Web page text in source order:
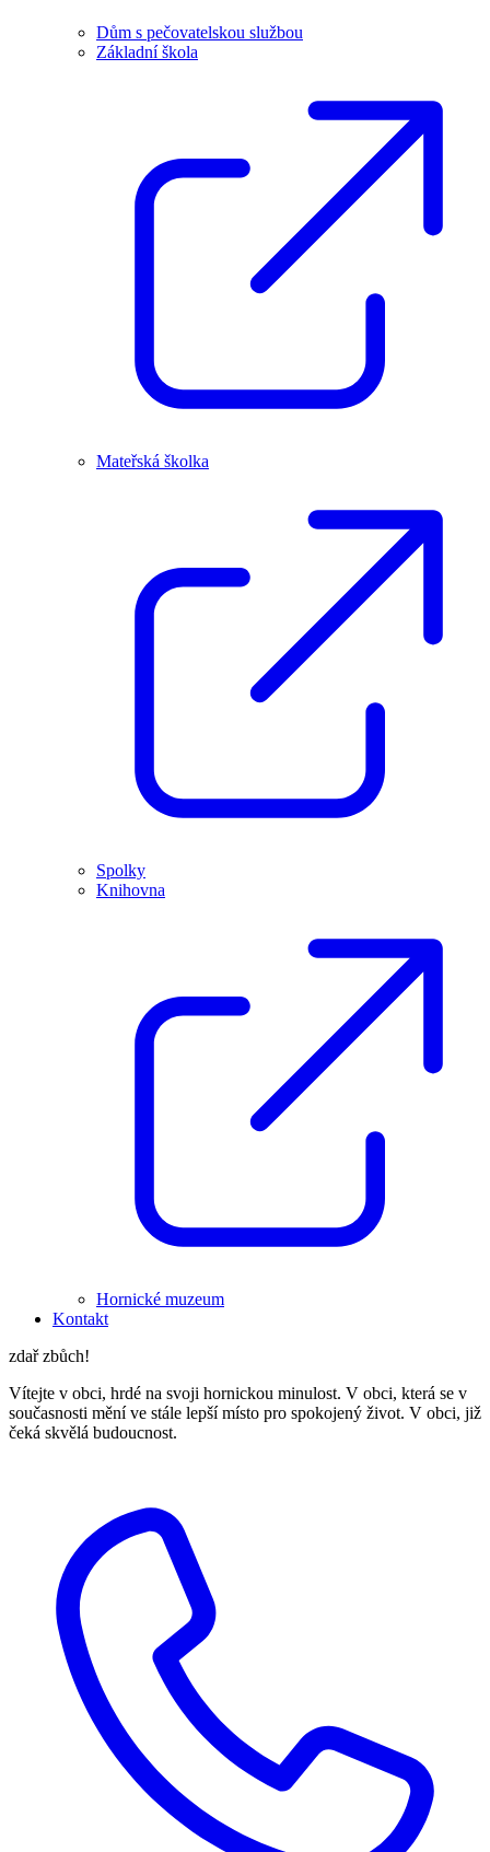
Dům s pečovatelskou službou
Základní škola
Mateřská školka
Spolky
Knihovna
Hornické muzeum
Kontakt
zdař zbůch!
Vítejte v obci, hrdé na svoji hornickou minulost. V obci, která se v
současnosti mění ve stále lepší místo pro spokojený život. V obci, již
čeká skvělá budoucnost.